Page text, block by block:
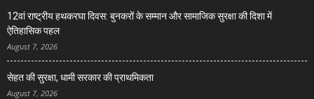
12वां राष्ट्रीय हथकरघा दिवस: बुनकरों के सम्मान और सामाजिक सुरक्षा की दिशा में
ऐतिहासिक पहल
August 7, 2026
सेहत की सुरक्षा, धामी सरकार की प्राथमिकता
August 7, 2026